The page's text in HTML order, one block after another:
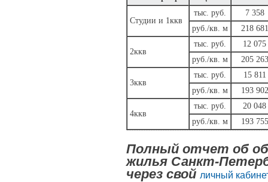
Студии и 1ккв
тыс. руб.
7 358
руб./кв. м
218 681
2ккв
тыс. руб.
12 075
руб./кв. м
205 263
3ккв
тыс. руб.
15 811
руб./кв. м
193 902
4ккв
тыс. руб.
20 048
руб./кв. м
193 755
Полный отчет об
жилья Санкт-
через свой личный